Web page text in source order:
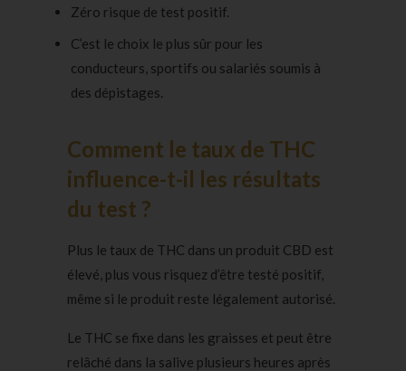
Zéro risque de test positif.
C’est le choix le plus sûr pour les
conducteurs, sportifs ou salariés soumis à
des dépistages.
Comment le taux de THC
influence-t-il les résultats
du test ?
Plus le taux de THC dans un produit CBD est
élevé, plus vous risquez d’être testé positif,
même si le produit reste légalement autorisé.
Le THC se fixe dans les graisses et peut être
relâché dans la salive plusieurs heures après